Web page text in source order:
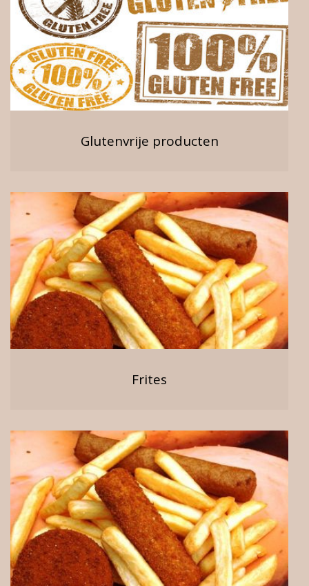
Glutenvrije producten
Frites